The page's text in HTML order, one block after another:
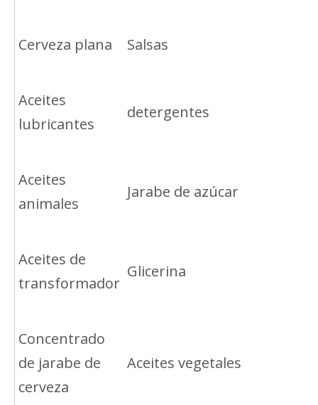
Cerveza plana Salsas
Aceites
lubricantes
detergentes
Aceites
animales
Jarabe de azúcar
Aceites de
transformador
Glicerina
Concentrado
de jarabe de
cerveza
Aceites vegetales